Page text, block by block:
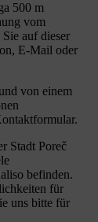
500 m
vom
auf dieser
E-Mail oder
von einem
Stadt Poreč
befinden.
für
uns bitte für